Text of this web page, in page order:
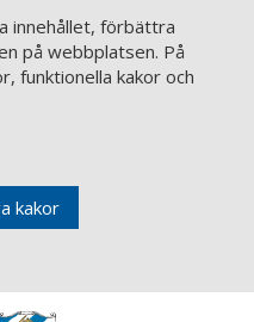
innehållet, förbättra
på webbplatsen. På
funktionella kakor och
kakor